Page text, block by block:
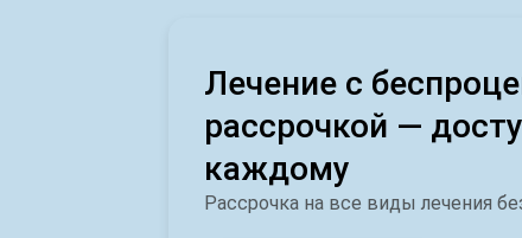
Лечение с
рассрочкой —
каждому
Рассрочка на все виды лечения